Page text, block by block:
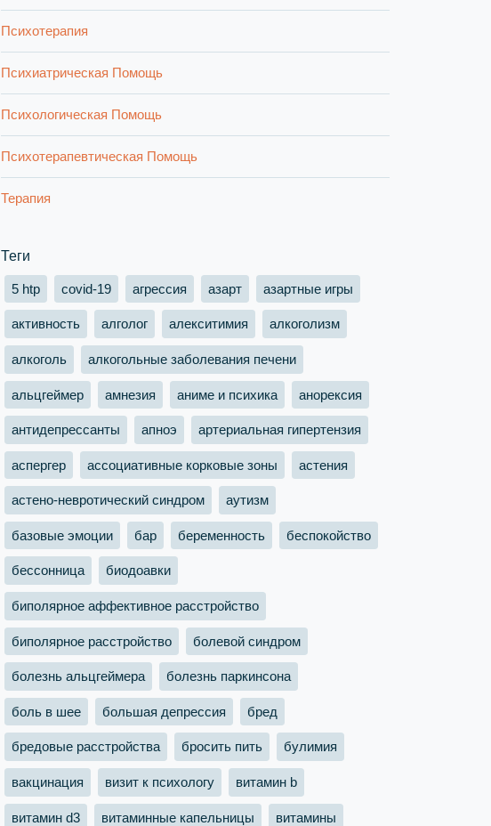
Психотерапия
Психиатрическая Помощь
Психологическая Помощь
Психотерапевтическая Помощь
Терапия
Теги
5 htp covid-19 агрессия азарт азартные игры
активность алголог алекситимия алкоголизм
алкоголь алкогольные заболевания печени
альцгеймер амнезия аниме и психика анорексия
антидепрессанты апноэ артериальная гипертензия
аспергер ассоциативные корковые зоны астения
астено-невротический синдром аутизм
базовые эмоции бар беременность беспокойство
бессонница биодоавки
биполярное аффективное расстройство
биполярное расстройство болевой синдром
болезнь альцгеймера болезнь паркинсона
боль в шее большая депрессия бред
бредовые расстройства бросить пить булимия
вакцинация визит к психологу витамин b
витамин d3 витаминные капельницы витамины